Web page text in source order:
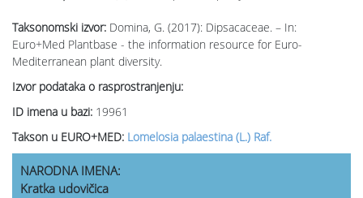
Taksonomski izvor: Domina, G. (2017): Dipsacaceae. – In:
Euro+Med Plantbase - the information resource for Euro-
Mediterranean plant diversity.
Izvor podataka o rasprostranjenju:
ID imena u bazi: 19961
Takson u EURO+MED: Lomelosia palaestina (L.) Raf.
NARODNA IMENA:
Kratka udovičica